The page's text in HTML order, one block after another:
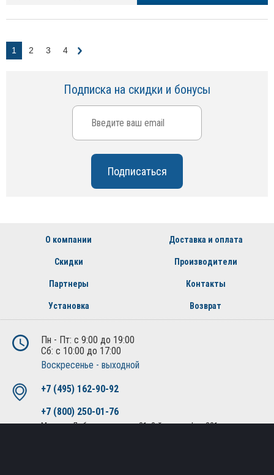
1 2 3 4
Подписка на скидки и бонусы
О компании Доставка и оплата
Скидки Производители
Партнеры Контакты
Установка Возврат
Пн - Пт: с 9:00 до 19:00
Сб: с 10:00 до 17:00
Воскресенье - выходной
+7 (495) 162-90-92
+7 (800) 250-01-76
Москва, Лобненская ул., д.21, 2-й этаж, офис 221